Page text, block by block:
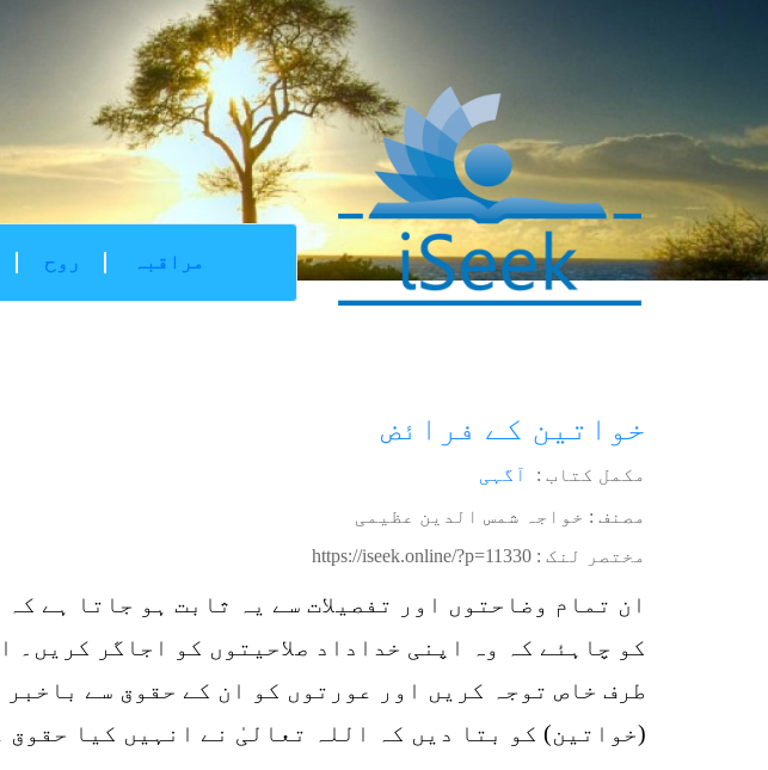
روح مراقبہ
خواتین کے فرائض
مکمل کتاب : آگہی
مصنف : خواجہ شمس الدین عظیمی
مختصر لنک : https://iseek.online/?p=11330
ان تمام وضاحتوں اور تفصیلات سے یہ ثابت ہو جاتا ہے
کو چاہئے کہ وہ اپنی خداداد صلاحیتوں کو اجاگر
طرف خاص توجہ کریں اور عورتوں کو ان کے حقوق سے
(خواتین) کو بتا دیں کہ اللہ تعالیٰ نے انہیں کیا حقوق